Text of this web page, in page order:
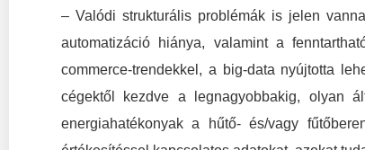
– Valódi strukturális problémák is jelen
automatizáció hiánya, valamint a
commerce-trendekkel, a big-data nyújtotta
cégektől kezdve a legnagyobbakig, olyan
energiahatékonyak a hűtő- és/vagy